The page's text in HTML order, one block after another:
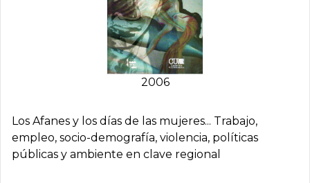
2006
Los Afanes y los dí­as de las mujeres... Trabajo,
empleo, socio-demografí­a, violencia, polí­ticas
públicas y ambiente en clave regional